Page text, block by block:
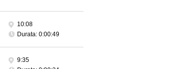
10:08
Durata: 0:00:49
9:35